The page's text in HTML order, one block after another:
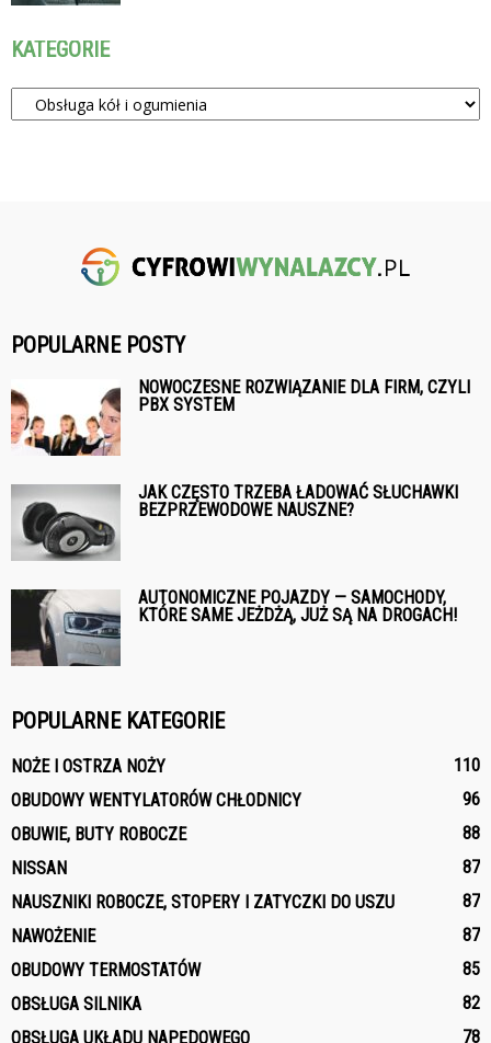
KATEGORIE
Kategorie
POPULARNE POSTY
NOWOCZESNE ROZWIĄZANIE DLA FIRM, CZYLI
PBX SYSTEM
JAK CZĘSTO TRZEBA ŁADOWAĆ SŁUCHAWKI
BEZPRZEWODOWE NAUSZNE?
AUTONOMICZNE POJAZDY — SAMOCHODY,
KTÓRE SAME JEŻDŻĄ, JUŻ SĄ NA DROGACH!
POPULARNE KATEGORIE
NOŻE I OSTRZA NOŻY
110
OBUDOWY WENTYLATORÓW CHŁODNICY
96
OBUWIE, BUTY ROBOCZE
88
NISSAN
87
NAUSZNIKI ROBOCZE, STOPERY I ZATYCZKI DO USZU
87
NAWOŻENIE
87
OBUDOWY TERMOSTATÓW
85
OBSŁUGA SILNIKA
82
OBSŁUGA UKŁADU NAPĘDOWEGO
78